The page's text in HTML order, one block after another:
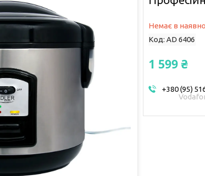
Немає в
Код: AD 6406
1 599 ₴
+380 (95)